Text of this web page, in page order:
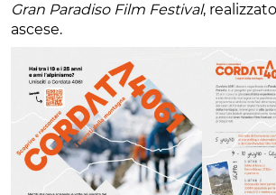
Gran Paradiso Film Festival,
ascese.